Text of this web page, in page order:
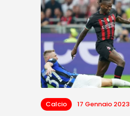
Calcio 17 Gennaio 2023